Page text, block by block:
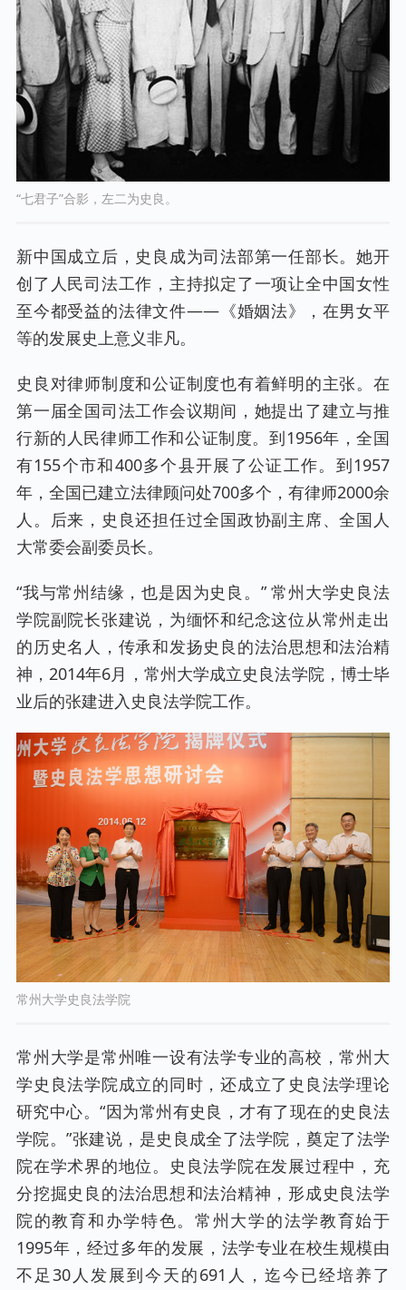
“七君子”合影，左二为史良。
新中国成立后，史良成为司法部第一任部长。她开
创了人民司法工作，主持拟定了一项让全中国女性
至今都受益的法律文件——《婚姻法》，在男女平
等的发展史上意义非凡。
史良对律师制度和公证制度也有着鲜明的主张。在
第一届全国司法工作会议期间，她提出了建立与推
行新的人民律师工作和公证制度。到1956年，全国
有155个市和400多个县开展了公证工作。到1957
年，全国已建立法律顾问处700多个，有律师2000余
人。后来，史良还担任过全国政协副主席、全国人
大常委会副委员长。
“我与常州结缘，也是因为史良。” 常州大学史良法
学院副院长张建说，为缅怀和纪念这位从常州走出
的历史名人，传承和发扬史良的法治思想和法治精
神，2014年6月，常州大学成立史良法学院，博士毕
业后的张建进入史良法学院工作。
常州大学史良法学院
常州大学是常州唯一设有法学专业的高校，常州大
学史良法学院成立的同时，还成立了史良法学理论
研究中心。“因为常州有史良，才有了现在的史良法
学院。”张建说，是史良成全了法学院，奠定了法学
院在学术界的地位。史良法学院在发展过程中，充
分挖掘史良的法治思想和法治精神，形成史良法学
院的教育和办学特色。常州大学的法学教育始于
1995年，经过多年的发展，法学专业在校生规模由
不足30人发展到今天的691人，迄今已经培养了